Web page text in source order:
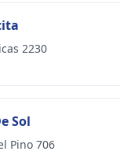
2230
Sol
Pino 706